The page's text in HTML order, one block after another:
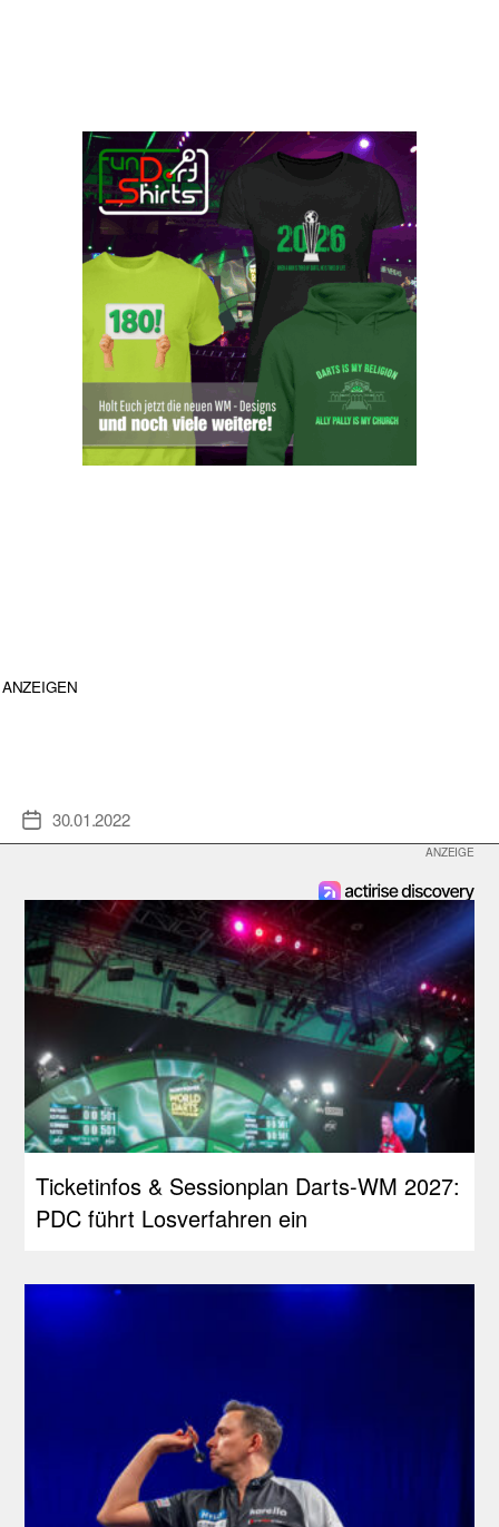
ANZEIGEN
Veröffentlichungsdatum
30.01.2022
Ticketinfos & Sessionplan Darts-WM 2027:
PDC führt Losverfahren ein